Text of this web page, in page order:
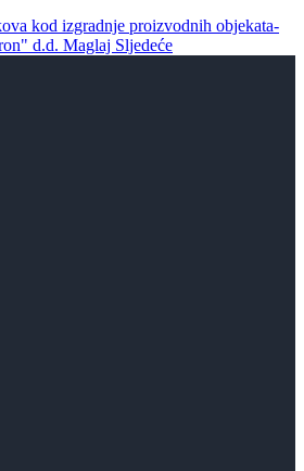
kod izgradnje proizvodnih objekata-
d.d. Maglaj Sljedeće